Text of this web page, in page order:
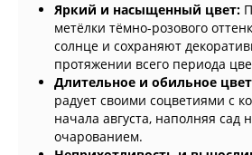
Яркий и насыщенный цвет:
метёлки тёмно-розового
солнце и сохраняют
протяжении всего периода
Длительное и обильное
радует своими соцветиями с
начала августа, наполняя сад
очарованием.